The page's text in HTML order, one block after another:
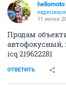
hellomoto
11 июня
Продам
автофокусный,
icq 219622281
ОТВЕТИТЬ